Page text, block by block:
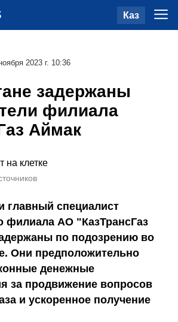
Каз
2023 г. 10:36
задержаны
филиала
Аймак
главный специалист
филиала АО "КазТрансГаз
по подозрению во
Они предположительно
денежные
за продвижение вопросов
и ускоренное получение